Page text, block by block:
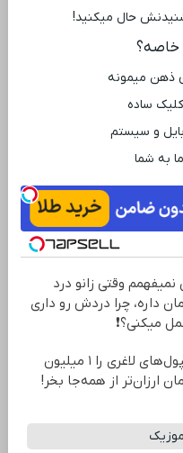
حال میکنید!
خاصه؟
ذهن میمونه
کلیک ساده
و سیستم
به شما
نمیفهمم وقتی زانو درد
داره، چرا دردش رو داری
میکنی؟❗
آمپول‌های لاغری را ۱ میلیون
ارزان‌تر از همه‌جا بخر!